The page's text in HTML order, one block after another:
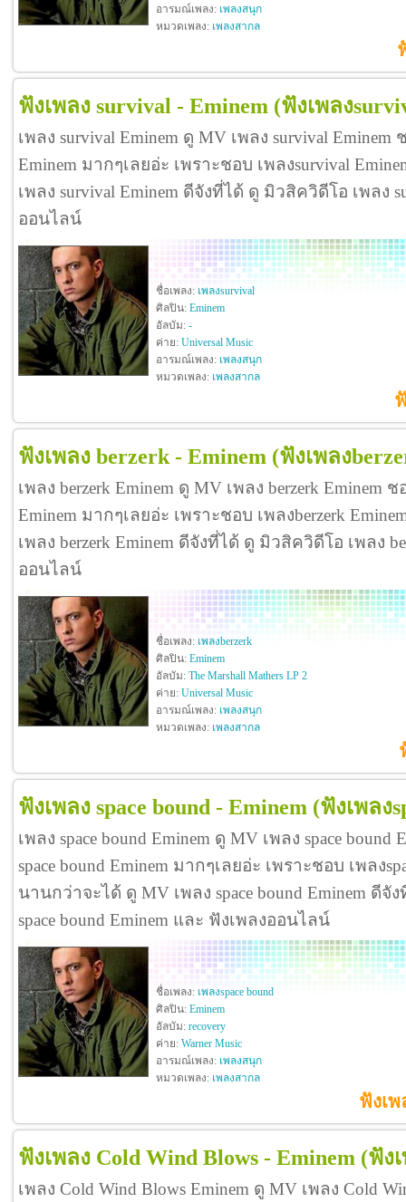
อารมณ์เพลง: เพลงสนุก
หมวดเพลง: เพลงสากล
ฟังเพลง survival - Eminem (ฟังเพลง
เพลง survival Eminem ดู MV เพลง survival Eminem
Eminem มากๆเลยอ่ะ เพราะชอบ เพลงsurvival
เพลง survival Eminem ดีจังที่ได้ ดู มิวสิควิดีโอ เพลง
ออนไลน์
ชื่อเพลง: เพลงsurvival
ศิลปิน: Eminem
อัลบัม: -
ค่าย: Universal Music
อารมณ์เพลง: เพลงสนุก
หมวดเพลง: เพลงสากล
ฟังเพลง berzerk - Eminem (ฟังเพลง
เพลง berzerk Eminem ดู MV เพลง berzerk Eminem ช
Eminem มากๆเลยอ่ะ เพราะชอบ เพลงberzerk
เพลง berzerk Eminem ดีจังที่ได้ ดู มิวสิควิดีโอ เพลง
ออนไลน์
ชื่อเพลง: เพลงberzerk
ศิลปิน: Eminem
อัลบัม: The Marshall Mathers LP 2
ค่าย: Universal Music
อารมณ์เพลง: เพลงสนุก
หมวดเพลง: เพลงสากล
ฟังเพลง space bound - Eminem (ฟังเพลง
เพลง space bound Eminem ดู MV เพลง space bound
space bound Eminem มากๆเลยอ่ะ เพราะชอบ เพลง
นานกว่าจะได้ ดู MV เพลง space bound Eminem ดี
space bound Eminem และ ฟังเพลงออนไลน์
ชื่อเพลง: เพลงspace bound
ศิลปิน: Eminem
อัลบัม: recovery
ค่าย: Warner Music
อารมณ์เพลง: เพลงสนุก
หมวดเพลง: เพลงสากล
ฟังเพ
ฟังเพลง Cold Wind Blows - Eminem (ฟัง
เพลง Cold Wind Blows Eminem ดู MV เพลง Cold